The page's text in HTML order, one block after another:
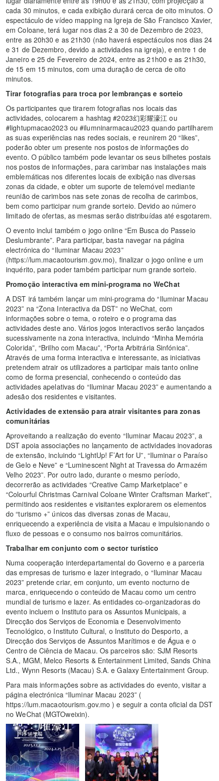
cada 30 minutos, e cada exibição durará cerca de oito minutos. O
espectáculo de vídeo mapping na Igreja de São Francisco Xavier,
em Coloane, terá lugar nos dias 2 a 30 de Dezembro de 2023,
entre as 20h30 e as 21h30 (não haverá espectáculos nos dias 24
e 31 de Dezembro, devido a actividades na igreja), e entre 1 de
Janeiro e 25 de Fevereiro de 2024, entre as 21h00 e as 21h30,
de 15 em 15 minutos, com uma duração de cerca de oito
minutos.
Tirar fotografias para troca por lembranças e sorteio
Os participantes que tirarem fotografias nos locais das
actividades, colocarem a hashtag #2023幻彩耀濠江 ou
#lightupmacao2023 ou #ilumninarmacau2023 quando partilharem
as suas experiências nas redes sociais, e reunirem 20 “likes”,
poderão obter um presente nos postos de informações do
evento. O público também pode levantar os seus bilhetes postais
nos postos de informações, para carimbar nas instalações mais
emblemáticas nos diferentes locais de exibição nas diversas
zonas da cidade, e obter um suporte de telemóvel mediante
reunião de carimbos nas sete zonas de recolha de carimbos,
bem como participar num grande sorteio. Devido ao número
limitado de ofertas, as mesmas serão distribuídas até esgotarem.
O evento inclui também o jogo online “Em Busca do Passeio
Deslumbrante”. Para participar, basta navegar na página
electrónica do “Iluminar Macau 2023”
(https://lum.macaotourism.gov.mo), finalizar o jogo online e um
inquérito, para poder também participar num grande sorteio.
Promoção interactiva em mini-programa no WeChat
A DST irá também lançar um mini-programa do “Iluminar Macau
2023” na “Zona Interactiva da DST” no WeChat, com
informações sobre o tema, o roteiro e o programa das
actividades deste ano. Vários jogos interactivos serão lançados
sucessivamente na zona interactiva, incluindo “Minha Memória
Colorida”, “Brilho com Macau”, “Porta Arbitrária Sinfónica”.
Através de uma forma interactiva e interessante, as iniciativas
pretendem atrair os utilizadores a participar mais tanto online
como de forma presencial, conhecendo o conteúdo das
actividades apelativas do “Iluminar Macau 2023” e aumentando a
adesão dos residentes e visitantes.
Actividades de extensão para atrair visitantes para zonas
comunitárias
Aproveitando a realização do evento “Iluminar Macau 2023”, a
DST apoia associações no lançamento de actividades inovadoras
de extensão, incluindo “LightUp! F’Art for U”, “Iluminar o Paraíso
de Gelo e Neve” e “Luminescent Night at Travessa do Armazém
Velho 2023”. Por outro lado, durante o mesmo período,
decorrerão as actividades “Creative Camp Marketplace” e
“Colourful Christmas Carnival Coloane Winter Craftsman Market”,
permitindo aos residentes e visitantes explorarem os elementos
do “turismo +” únicos das diversas zonas de Macau,
enriquecendo a experiência de visita a Macau e impulsionando o
fluxo de pessoas e o consumo nos bairros comunitários.
Trabalhar em conjunto com o sector turístico
Numa cooperação interdepartamental do Governo e a parceria
das empresas de turismo e lazer integrado, o “Iluminar Macau
2023” pretende criar, em conjunto, um evento nocturno de
marca, enriquecendo o conteúdo de Macau como um centro
mundial de turismo e lazer. As entidades co-organizadoras do
evento incluem o Instituto para os Assuntos Municipais, a
Direcção dos Serviços de Economia e Desenvolvimento
Tecnológico, o Instituto Cultural, o Instituto do Desporto, a
Direcção dos Serviços de Assuntos Marítimos e de Água e o
Centro de Ciência de Macau. Os parceiros são: SJM Resorts
S.A., MGM, Melco Resorts & Entertainment Limited, Sands China
Ltd., Wynn Resorts (Macau) S.A. e Galaxy Entertainment Group.
Para mais informações sobre as actividades do evento, visitar a
página electrónica “Iluminar Macau 2023” (
https://lum.macaotourism.gov.mo ) e seguir a conta oficial da DST
no WeChat (MGTOweixin).